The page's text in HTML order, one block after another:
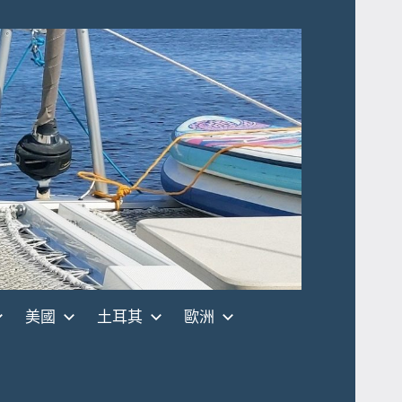
美國 土耳其 歐洲